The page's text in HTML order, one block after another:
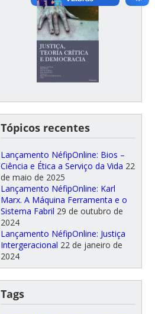
Tópicos recentes
Lançamento NéfipOnline: Bios –
Ciência e Ética a Serviço da Vida 22
de maio de 2025
Lançamento NéfipOnline: Karl
Marx. A Máquina Ferramenta e o
Sistema Fabril 29 de outubro de
2024
Lançamento NéfipOnline: Justiça
Intergeracional 22 de janeiro de
2024
Tags